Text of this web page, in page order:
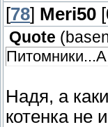
[78] Meri50
Quote (
Надя, а
котенка не